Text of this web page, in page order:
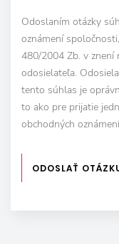
Odoslaním otázky
oznámení
480/2004 Zb. v znení
odosielateľa.
tento súhlas je
to ako pre prijatie
obchodných
ODOSLAŤ